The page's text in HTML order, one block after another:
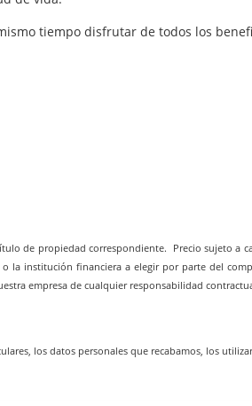
tiempo disfrutar de todos los
de propiedad correspondiente. Precio sujeto a
la institución financiera a elegir por parte del
empresa de cualquier responsabilidad
los datos personales que recabamos, los